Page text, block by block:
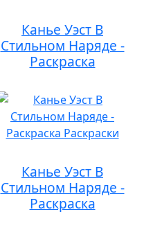
Канье Уэст В
Стильном Наряде -
Раскраска
Канье Уэст В
Стильном Наряде -
Раскраска